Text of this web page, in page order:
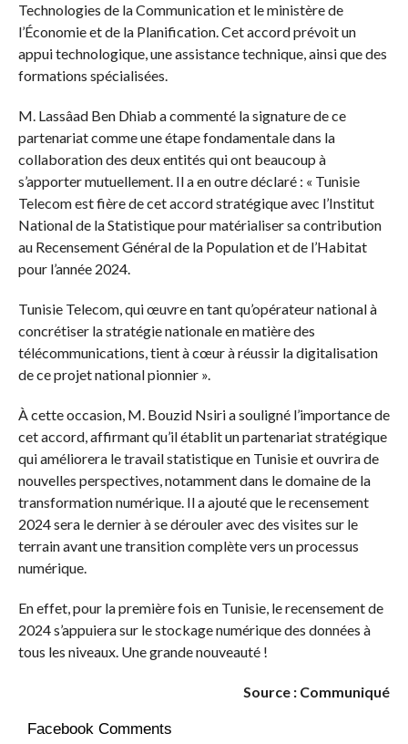
Technologies de la Communication et le ministère de
l’Économie et de la Planification. Cet accord prévoit un
appui technologique, une assistance technique, ainsi que des
formations spécialisées.
M. Lassâad Ben Dhiab a commenté la signature de ce
partenariat comme une étape fondamentale dans la
collaboration des deux entités qui ont beaucoup à
s’apporter mutuellement. Il a en outre déclaré : « Tunisie
Telecom est fière de cet accord stratégique avec l’Institut
National de la Statistique pour matérialiser sa contribution
au Recensement Général de la Population et de l’Habitat
pour l’année 2024.
Tunisie Telecom, qui œuvre en tant qu’opérateur national à
concrétiser la stratégie nationale en matière des
télécommunications, tient à cœur à réussir la digitalisation
de ce projet national pionnier ».
À cette occasion, M. Bouzid Nsiri a souligné l’importance de
cet accord, affirmant qu’il établit un partenariat stratégique
qui améliorera le travail statistique en Tunisie et ouvrira de
nouvelles perspectives, notamment dans le domaine de la
transformation numérique. Il a ajouté que le recensement
2024 sera le dernier à se dérouler avec des visites sur le
terrain avant une transition complète vers un processus
numérique.
En effet, pour la première fois en Tunisie, le recensement de
2024 s’appuiera sur le stockage numérique des données à
tous les niveaux. Une grande nouveauté !
Source : Communiqué
Facebook Comments